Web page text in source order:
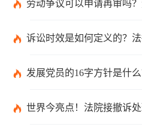
劳动争议可以申请再审吗？劳动争议二审
诉讼时效是如何定义的？法律诉讼
发展党员的16字方针是什么？发展党员程
世界今亮点！法院接撤诉处理的情况是什么？离婚案件撤